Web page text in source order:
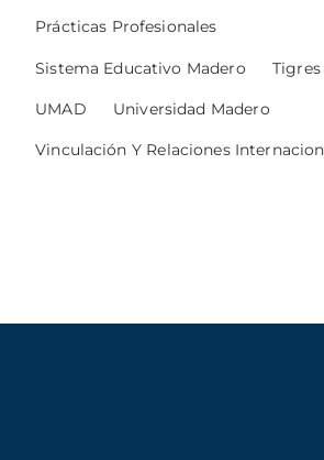
Prácticas Profesionales
Sistema Educativo Madero
UMAD Universidad Madero
Vinculación Y Relaciones